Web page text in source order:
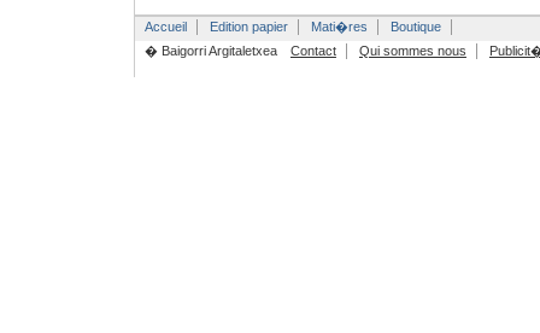
Accueil Edition papier Mati�res
Boutique
� Baigorri Argitaletxea
Contact Qui sommes nous